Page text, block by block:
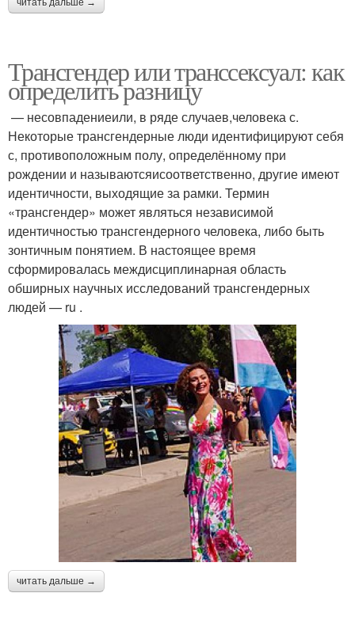
читать дальше →
Трансгендер или транссексуал: как
определить разницу
— несовпадениеили, в ряде случаев,человека с.
Некоторые трансгендерные люди идентифицируют себя
с, противоположным полу, определённому при
рождении и называютсяисоответственно, другие имеют
идентичности, выходящие за рамки. Термин
«трансгендер» может являться независимой
идентичностью трансгендерного человека, либо быть
зонтичным понятием. В настоящее время
сформировалась междисциплинарная область
обширных научных исследований трансгендерных
людей — ru .
читать дальше →